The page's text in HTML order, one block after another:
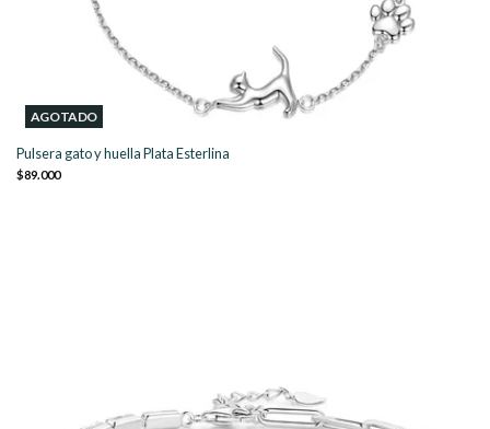
AGOTADO
Pulsera gato y huella Plata Esterlina
$89.000